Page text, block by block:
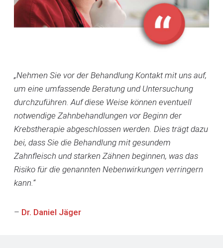
„Nehmen Sie vor der Behandlung Kontakt mit uns auf,
um eine umfassende Beratung und Untersuchung
durchzuführen. Auf diese Weise können eventuell
notwendige Zahnbehandlungen vor Beginn der
Krebstherapie abgeschlossen werden. Dies trägt dazu
bei, dass Sie die Behandlung mit gesundem
Zahnfleisch und starken Zähnen beginnen, was das
Risiko für die genannten Nebenwirkungen verringern
kann.“
– Dr. Daniel Jäger